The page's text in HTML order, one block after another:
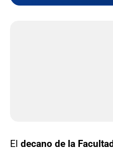
El decano de la